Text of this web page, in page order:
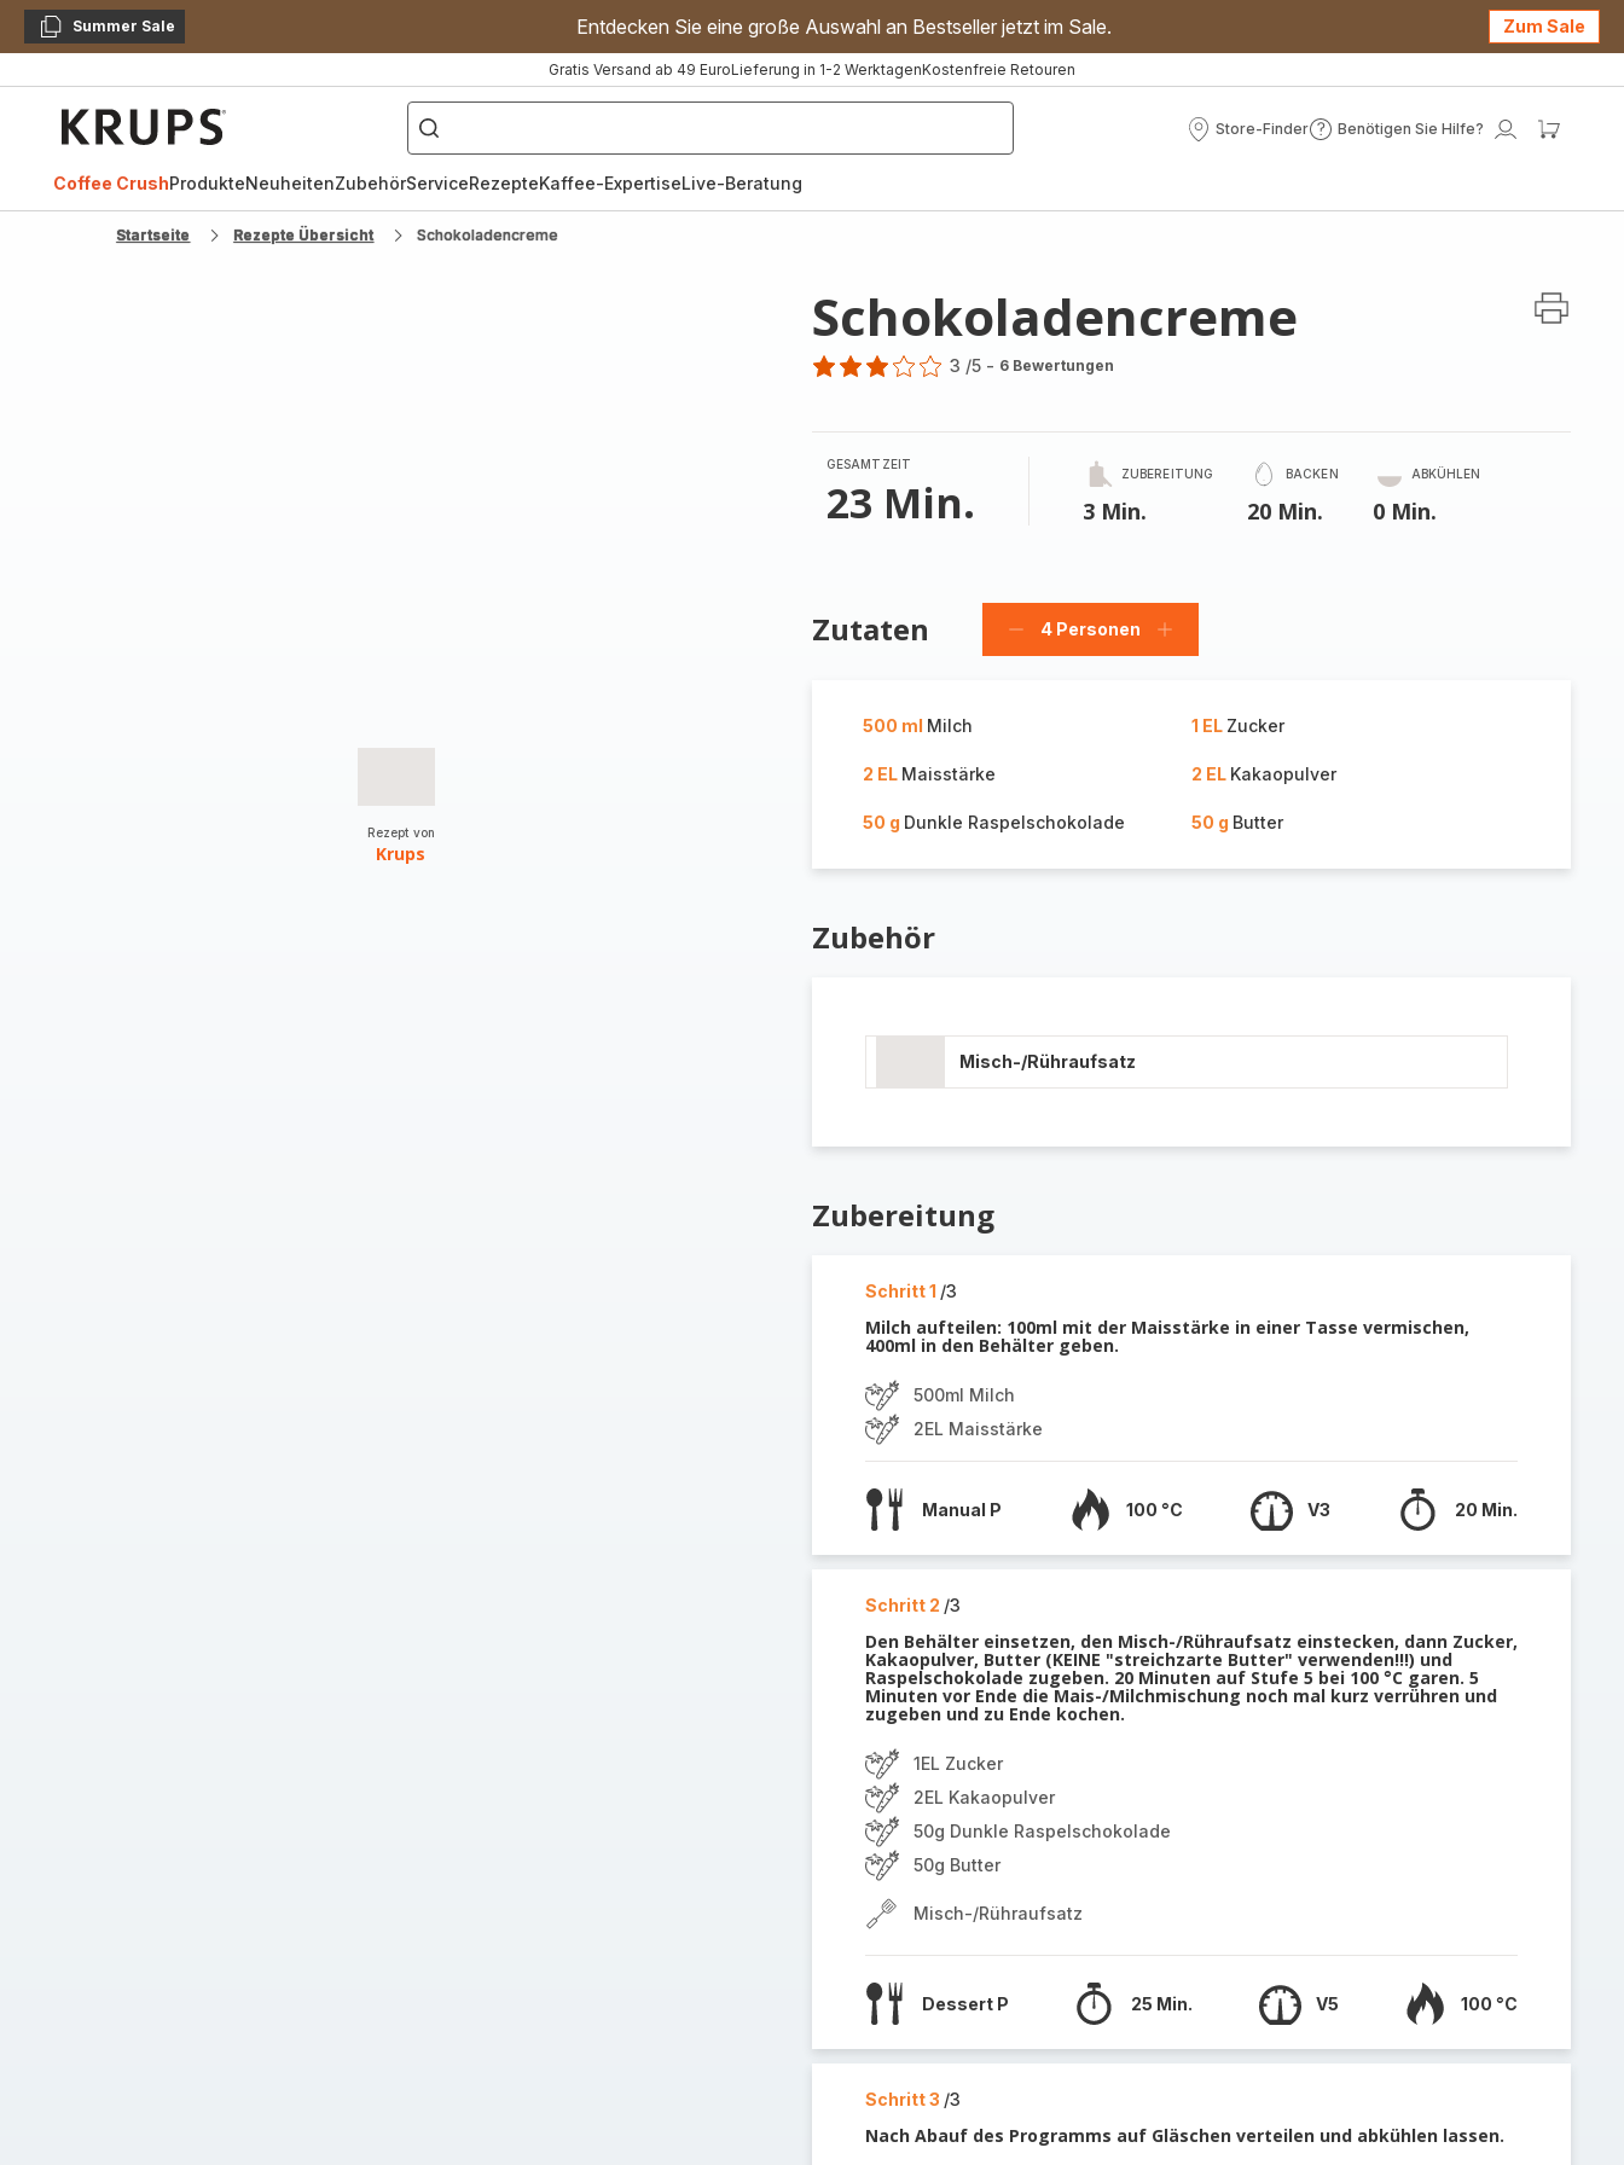
KopierenSummer Sale Entdecken Sie eine große Auswahl an Bestseller jetzt im Sale. Zum Sale
Gratis Versand ab 49 EuroLieferung in 1-2 WerktagenKostenfreie Retouren
["Kaffeevollautomat","Handmixer","Waffeleisen"]
Store-Finder
Store-
Benötigen Sie Hilfe?
Benötigen
Mein
Coffee CrushProdukteNeuheitenZubehörServiceRezepteKaffee-ExpertiseLive-Beratung
Startseite Rezepte Übersicht Schokoladencreme
Rezept von
Krups
Schokoladencreme
3
Sternen
(Durchschnitt)
3 /5 - 6 Bewertungen
GESAMTZEIT
23 Min.
ZUBEREITUNG
3 Min.
BACKEN
20 Min.
ABKÜHLEN
0 Min.
Zutaten
Personen
4 Personen
Personen
500 ml Milch 1 EL Zucker
2 EL Maisstärke 2 EL Kakaopulver
50 g Dunkle Raspelschokolade 50 g Butter
Zubehör
Misch-/Rühraufsatz
Zubereitung
Schritt 1 /3
Milch aufteilen: 100ml mit der Maisstärke in einer Tasse vermischen,
400ml in den Behälter geben.
500ml Milch
2EL Maisstärke
Manual P 100 °C V3 20 Min.
Schritt 2 /3
Den Behälter einsetzen, den Misch-/Rühraufsatz einstecken, dann Zucker,
Kakaopulver, Butter (KEINE "streichzarte Butter" verwenden!!!) und
Raspelschokolade zugeben. 20 Minuten auf Stufe 5 bei 100 °C garen. 5
Minuten vor Ende die Mais-/Milchmischung noch mal kurz verrühren und
zugeben und zu Ende kochen.
1EL Zucker
2EL Kakaopulver
50g Dunkle Raspelschokolade
50g Butter
Misch-/Rühraufsatz
Dessert P 25 Min. V5 100 °C
Schritt 3 /3
Nach Abauf des Programms auf Gläschen verteilen und abkühlen lassen.